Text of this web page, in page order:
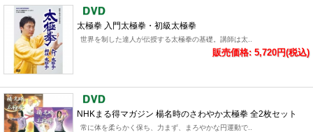
太極拳 入門太極拳・初級太極拳
世界を制した達人が伝授する太極拳の基礎。講師は太..
販売価格: 5,720円(税込)
NHKまる得マガジン 楊名時のさわやか太極拳 全2枚セット
常に体を柔らかく保ち、力まず、まろやかな円運動で..